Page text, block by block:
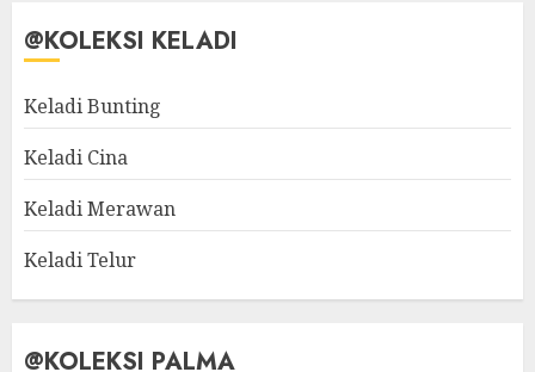
@KOLEKSI KELADI
Keladi Bunting
Keladi Cina
Keladi Merawan
Keladi Telur
@KOLEKSI PALMA